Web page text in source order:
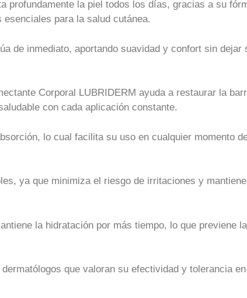
profundamente la piel todos los días, gracias a su
para la salud cutánea.
de inmediato, aportando suavidad y confort sin dejar
Corporal LUBRIDERM ayuda a restaurar la
con cada aplicación constante.
lo cual facilita su uso en cualquier momento
ya que minimiza el riesgo de irritaciones y
la hidratación por más tiempo, lo que previene
que valoran su efectividad y tolerancia